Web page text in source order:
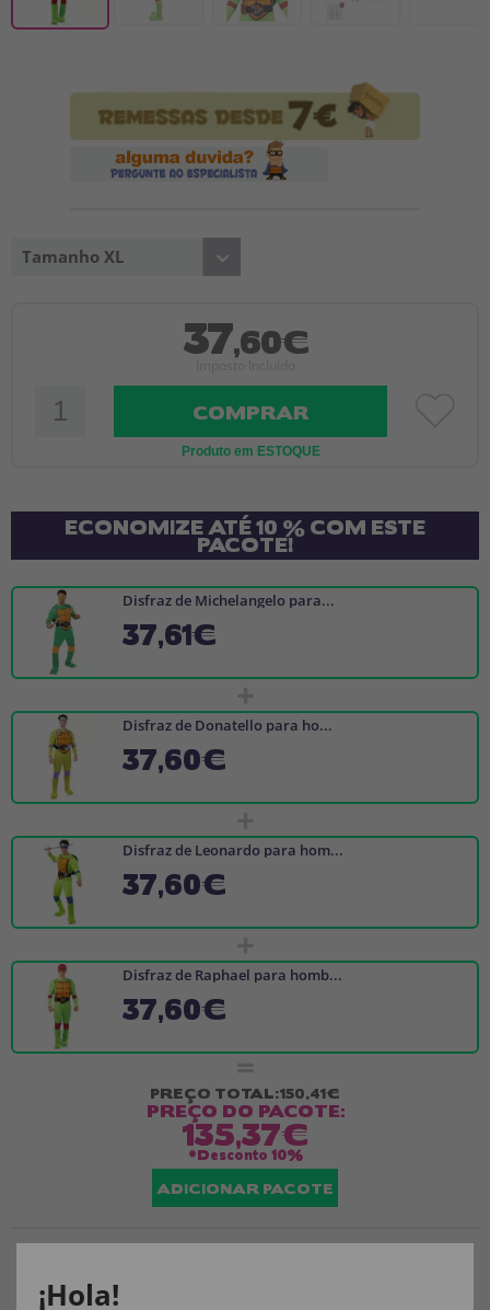
Tamanho XL
37,60€
COMPRAR
Produto em ESTOQUE
ECONOMIZE ATÉ 10 % COM ESTE
PACOTE!
Disfraz de Michelangelo para...
37,61€
+
Disfraz de Donatello para ho...
37,60€
+
Disfraz de Leonardo para hom...
37,60€
+
Disfraz de Raphael para homb...
37,60€
=
PREÇO TOTAL:150,41€
PREÇO DO PACOTE:
135,37€
*Desconto 10%
ADICIONAR PACOTE
CARACTERÍSTICAS:
¡Hola!